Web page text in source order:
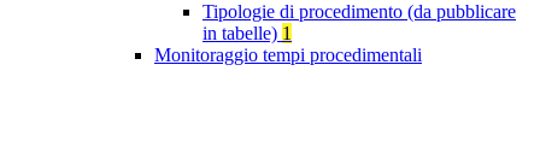
Tipologie di procedimento (da pubblicare
in tabelle) 1
Monitoraggio tempi procedimentali